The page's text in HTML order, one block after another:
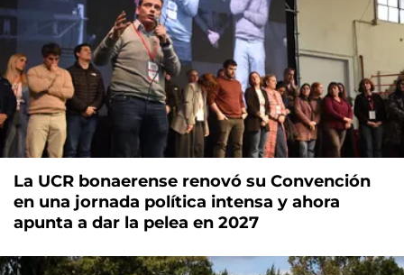
La UCR bonaerense renovó su Convención
en una jornada política intensa y ahora
apunta a dar la pelea en 2027